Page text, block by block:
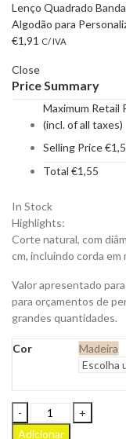
Lenço Quadrado
Algodão para
€1,91 C/ IVA
Close
Price Summary
Maximum Retail
(incl. of all taxes)
Selling Price€
Total €1,55
In Stock
Highlights:
Corte natural, com
cm, incluindo corda
Valor apresentado
para orçamentos de
grandes quantidades.
Cor Madeira
Base
para
Adicionar